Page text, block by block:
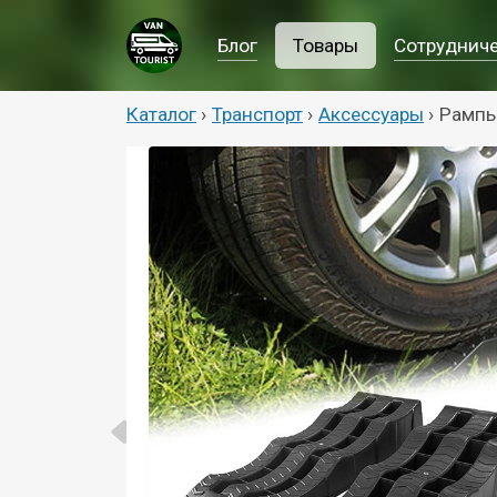
Блог Товары
Каталог › Транспорт › Аксессуары ›